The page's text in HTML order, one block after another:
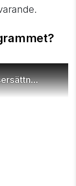
Etableringstillägg och bostadsersättning när du deltar i etableringsprogrammet